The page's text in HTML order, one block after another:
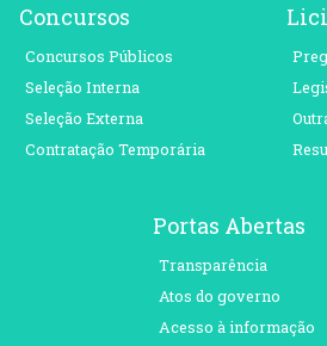
Concursos
Concursos Públicos
Seleção Interna
Seleção Externa
Contratação Temporária
Portas Abertas
Transparência
Atos do governo
Acesso à informação